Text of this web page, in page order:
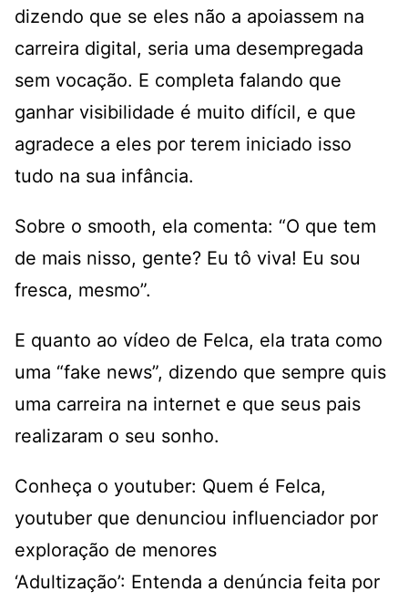
dizendo que se eles não a apoiassem na
carreira digital, seria uma desempregada
sem vocação. E completa falando que
ganhar visibilidade é muito difícil, e que
agradece a eles por terem iniciado isso
tudo na sua infância.
Sobre o smooth, ela comenta: “O que tem
de mais nisso, gente? Eu tô viva! Eu sou
fresca, mesmo”.
E quanto ao vídeo de Felca, ela trata como
uma “fake news”, dizendo que sempre quis
uma carreira na internet e que seus pais
realizaram o seu sonho.
Conheça o youtuber: Quem é Felca,
youtuber que denunciou influenciador por
exploração de menores
‘Adultização’: Entenda a denúncia feita por